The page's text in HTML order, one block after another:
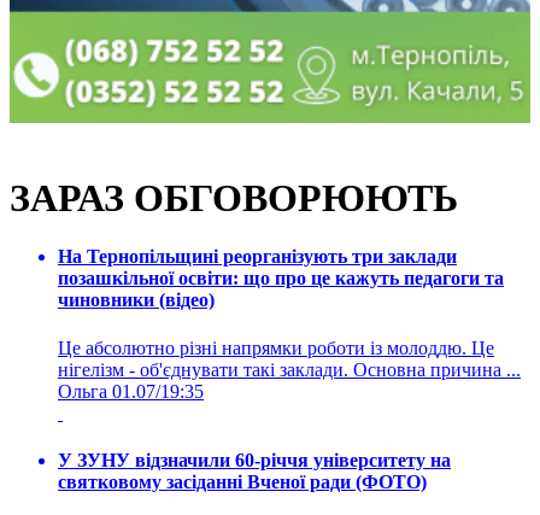
ЗАРАЗ ОБГОВОРЮЮТЬ
На Тернопільщині реорганізують три заклади
позашкільної освіти: що про це кажуть педагоги та
чиновники (відео)
Це абсолютно різні напрямки роботи із молоддю. Це
нігелізм - об'єднувати такі заклади. Основна причина ...
Ольга 01.07/19:35
У ЗУНУ відзначили 60-річчя університету на
святковому засіданні Вченої ради (ФОТО)